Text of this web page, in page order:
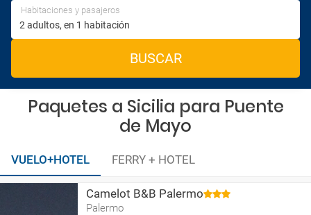
Habitaciones y pasajeros
BUSCAR
Paquetes a Sicilia para Puente
de Mayo
VUELO+HOTEL FERRY + HOTEL
Camelot B&B Palermo
Palermo